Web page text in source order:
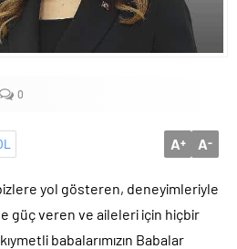
“Deniz bizim, Sığacık hepimizin”
kitapların renkli dünyasında buluştu
0
A+ A-
yol gösteren, deneyimleriyle
güç veren ve aileleri için hiçbir
babalarımızın Babalar